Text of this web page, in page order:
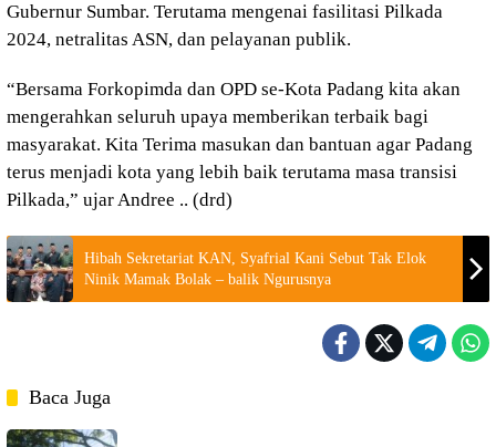
Gubernur Sumbar. Terutama mengenai fasilitasi Pilkada
2024, netralitas ASN, dan pelayanan publik.
“Bersama Forkopimda dan OPD se-Kota Padang kita akan
mengerahkan seluruh upaya memberikan terbaik bagi
masyarakat. Kita Terima masukan dan bantuan agar Padang
terus menjadi kota yang lebih baik terutama masa transisi
Pilkada,” ujar Andree .. (drd)
Hibah Sekretariat KAN, Syafrial Kani Sebut Tak Elok
Ninik Mamak Bolak – balik Ngurusnya
Baca Juga